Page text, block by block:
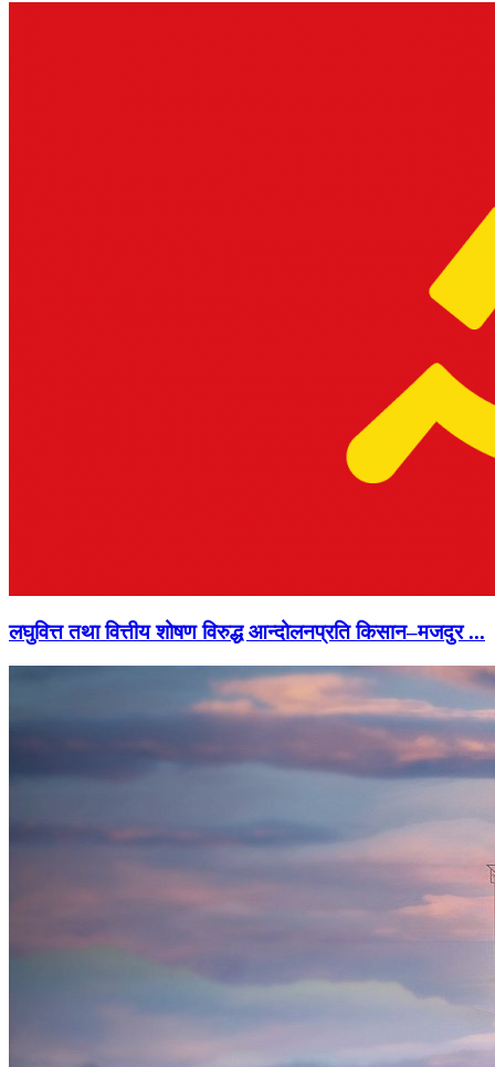
लघुवित्त तथा वित्तीय शोषण विरुद्ध आन्दोलनप्रति किसान–मजदुर ...